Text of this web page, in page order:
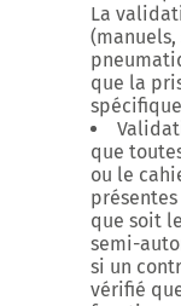
La
que la
que
ou le
que soit
semi-
si un
vérifié